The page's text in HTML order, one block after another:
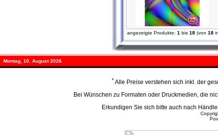
angezeigte Produkte: 1 bis 18 (von 18
Montag, 10. August 2026
*Alle Preise verstehen sich inkl. der
Bei Wünschen zu Formaten oder Druckmedien, die
Erkundigen Sie sich bitte auch nach